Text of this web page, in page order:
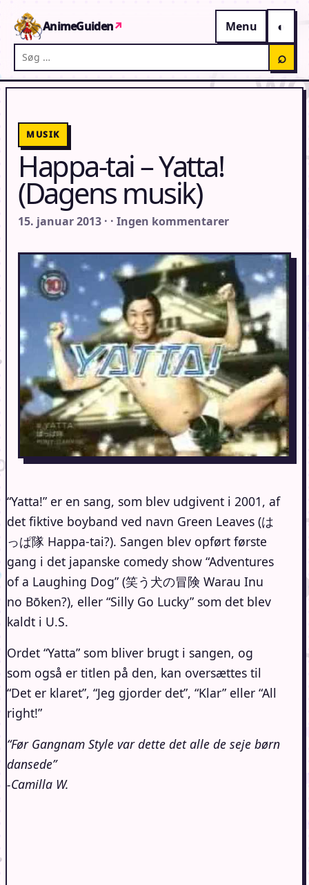
AnimeGuiden↗
Menu
Søg på AnimeGuiden
⌕
MUSIK
Happa-tai – Yatta!
(Dagens musik)
15. januar 2013 · · Ingen kommentarer
“Yatta!” er en sang, som blev udgivent i 2001, af
det fiktive boyband ved navn Green Leaves (は
っぱ隊 Happa-tai?). Sangen blev opført første
gang i det japanske comedy show “Adventures
of a Laughing Dog” (笑う犬の冒険 Warau Inu
no Bōken?), eller “Silly Go Lucky” som det blev
kaldt i U.S.
Ordet “Yatta” som bliver brugt i sangen, og
som også er titlen på den, kan oversættes til
“Det er klaret”, “Jeg gjorder det”, “Klar” eller “All
right!”
“Før Gangnam Style var dette det alle de seje børn
dansede”
-Camilla W.